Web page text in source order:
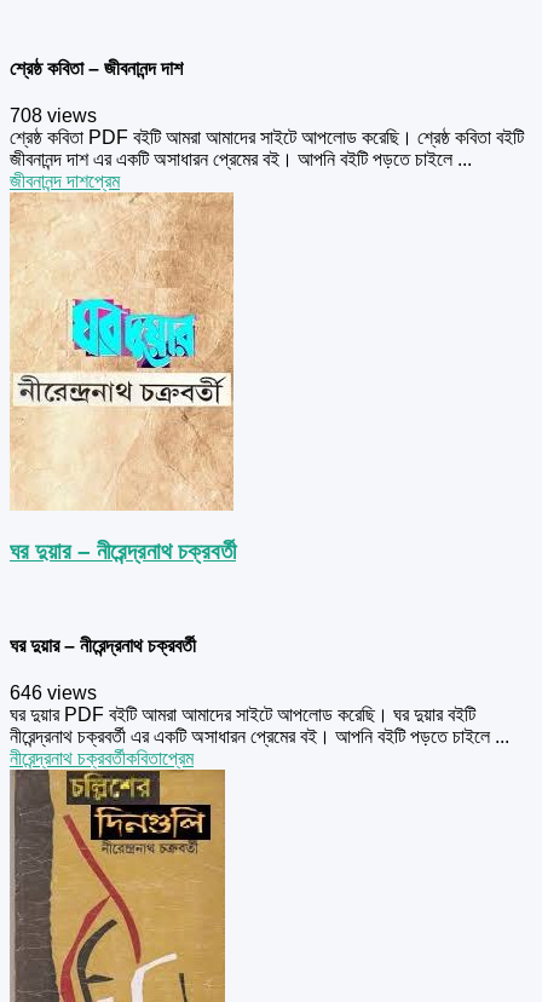
শ্রেষ্ঠ কবিতা – জীবনানন্দ দাশ
708 views
শ্রেষ্ঠ কবিতা PDF বইটি আমরা আমাদের সাইটে আপলোড করেছি। শ্রেষ্ঠ কবিতা বইটি
জীবনানন্দ দাশ এর একটি অসাধারন প্রেমের বই। আপনি বইটি পড়তে চাইলে ...
জীবনানন্দ দাশপ্রেম
ঘর দুয়ার – নীরেন্দ্রনাথ চক্রবর্তী
ঘর দুয়ার – নীরেন্দ্রনাথ চক্রবর্তী
646 views
ঘর দুয়ার PDF বইটি আমরা আমাদের সাইটে আপলোড করেছি। ঘর দুয়ার বইটি
নীরেন্দ্রনাথ চক্রবর্তী এর একটি অসাধারন প্রেমের বই। আপনি বইটি পড়তে চাইলে ...
নীরেন্দ্রনাথ চক্রবর্তীকবিতাপ্রেম